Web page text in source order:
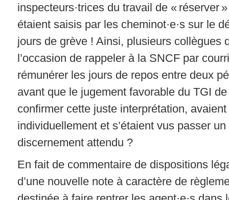
inspecteurs·trices du travail de « réserver
étaient saisis par les cheminot·e·s sur le
jours de grève ! Ainsi, plusieurs collègues
l’occasion de rappeler à la SNCF par
rémunérer les jours de repos entre deux
avant que le jugement favorable du TGI
confirmer cette juste interprétation,
individuellement et s’étaient vus passer
discernement attendu ?
En fait de commentaire de dispositions
d’une nouvelle note à caractère de